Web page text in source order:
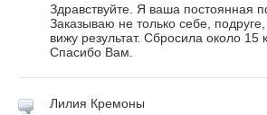
Здравствуйте. Я ваша постоянная
Заказываю не только себе, подруге,
вижу результат. Сбросила около 15
Спасибо Вам.
Лилия Кремоны